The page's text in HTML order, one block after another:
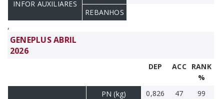
INFOR AUXILIARES
REBANHOS
,
GENEPLUS ABRIL
2026
DEP ACC RANK
%
PN (kg) 0,826 47
99